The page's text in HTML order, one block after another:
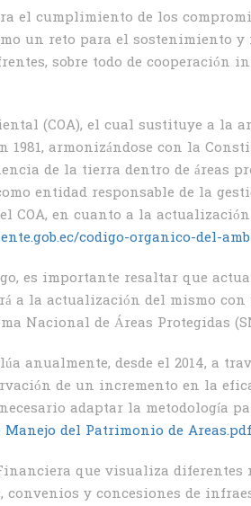
el cumplimiento de los
un reto para el sostenimiento
sobre todo de cooperación
(COA), el cual sustituye a la
armonizándose con la
de la tierra dentro de áreas
entidad responsable de la
en cuanto a la
codigo-organico-del-
es importante resaltar que
a la actualización del mismo
Nacional de Áreas Protegidas
anualmente, desde el 2014, a
de un incremento en la
adaptar la metodología
del Patrimonio de Areas.pdf
que visualiza
y concesiones de